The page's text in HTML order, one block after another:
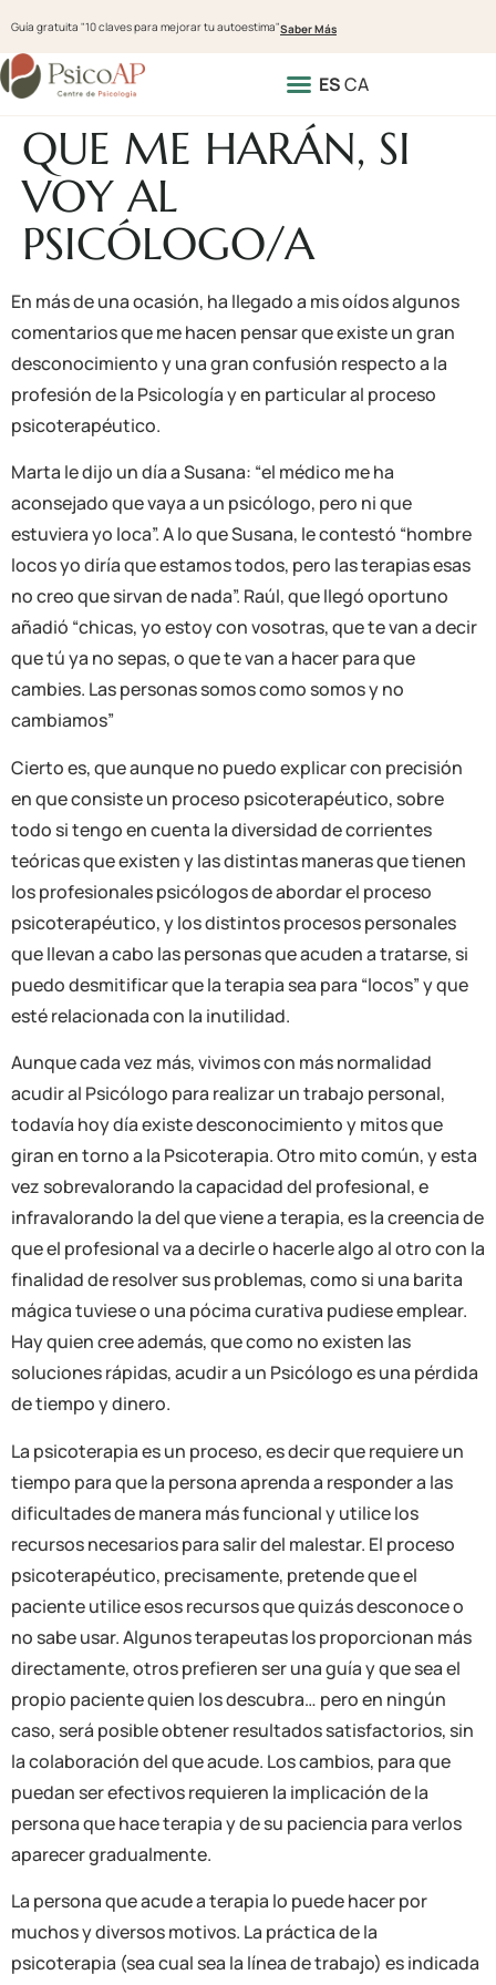
Guía gratuita "10 claves para mejorar tu autoestima"Saber Más
ESCA
QUE ME HARÁN, SI
VOY AL
PSICÓLOGO/A
En más de una ocasión, ha llegado a mis oídos algunos
comentarios que me hacen pensar que existe un gran
desconocimiento y una gran confusión respecto a la
profesión de la Psicología y en particular al proceso
psicoterapéutico.
Marta le dijo un día a Susana: “el médico me ha
aconsejado que vaya a un psicólogo, pero ni que
estuviera yo loca”. A lo que Susana, le contestó “hombre
locos yo diría que estamos todos, pero las terapias esas
no creo que sirvan de nada”. Raúl, que llegó oportuno
añadió “chicas, yo estoy con vosotras, que te van a decir
que tú ya no sepas, o que te van a hacer para que
cambies. Las personas somos como somos y no
cambiamos”
Cierto es, que aunque no puedo explicar con precisión
en que consiste un proceso psicoterapéutico, sobre
todo si tengo en cuenta la diversidad de corrientes
teóricas que existen y las distintas maneras que tienen
los profesionales psicólogos de abordar el proceso
psicoterapéutico, y los distintos procesos personales
que llevan a cabo las personas que acuden a tratarse, si
puedo desmitificar que la terapia sea para “locos” y que
esté relacionada con la inutilidad.
Aunque cada vez más, vivimos con más normalidad
acudir al Psicólogo para realizar un trabajo personal,
todavía hoy día existe desconocimiento y mitos que
giran en torno a la Psicoterapia. Otro mito común, y esta
vez sobrevalorando la capacidad del profesional, e
infravalorando la del que viene a terapia, es la creencia de
que el profesional va a decirle o hacerle algo al otro con la
finalidad de resolver sus problemas, como si una barita
mágica tuviese o una pócima curativa pudiese emplear.
Hay quien cree además, que como no existen las
soluciones rápidas, acudir a un Psicólogo es una pérdida
de tiempo y dinero.
La psicoterapia es un proceso, es decir que requiere un
tiempo para que la persona aprenda a responder a las
dificultades de manera más funcional y utilice los
recursos necesarios para salir del malestar. El proceso
psicoterapéutico, precisamente, pretende que el
paciente utilice esos recursos que quizás desconoce o
no sabe usar. Algunos terapeutas los proporcionan más
directamente, otros prefieren ser una guía y que sea el
propio paciente quien los descubra… pero en ningún
caso, será posible obtener resultados satisfactorios, sin
la colaboración del que acude. Los cambios, para que
puedan ser efectivos requieren la implicación de la
persona que hace terapia y de su paciencia para verlos
aparecer gradualmente.
La persona que acude a terapia lo puede hacer por
muchos y diversos motivos. La práctica de la
psicoterapia (sea cual sea la línea de trabajo) es indicada